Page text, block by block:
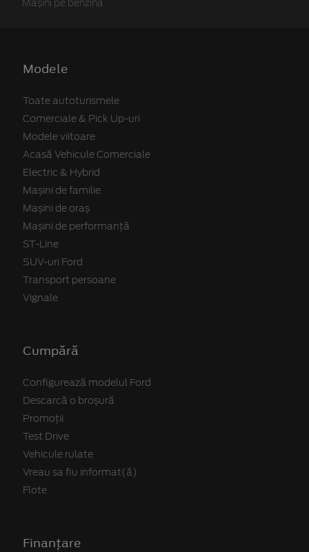
Mașini pe benzină
Modele
Toate autoturismele
Comerciale & Pick Up-uri
Modele viitoare
Acasă Vehicule Comerciale
Electric & Hybrid
Mașini de familie
Mașini de oraș
Mașini de performanță
ST-Line
SUV-uri Ford
Transport persoane
Vignale
Cumpără
Configurează modelul Ford
Descarcă o broșură
Promoții
Test Drive
Vehicule rulate
Vreau sa fiu informat(ă)
Flote
Finanțare